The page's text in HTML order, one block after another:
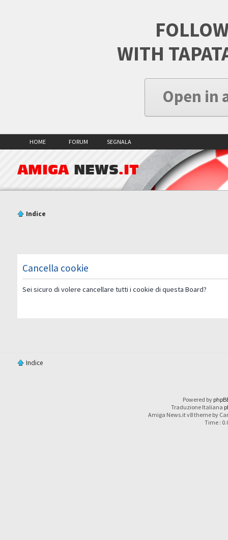
WITH
Open in
HOME FORUM SEGNALA
AMIGA NEWS.IT
Indice
Cancella cookie
Sei sicuro di volere cancellare tutti i cookie di questa Board?
Indice
Powered by
Traduzione Italiana
Amiga News.it v8 theme by
Time :